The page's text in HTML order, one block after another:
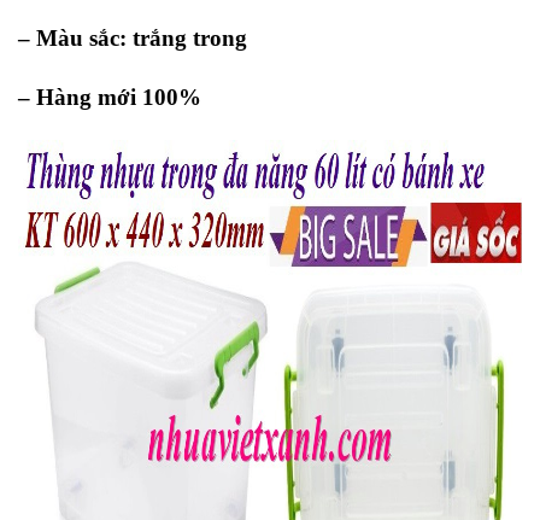
– Màu sắc: trắng trong
– Hàng mới 100%